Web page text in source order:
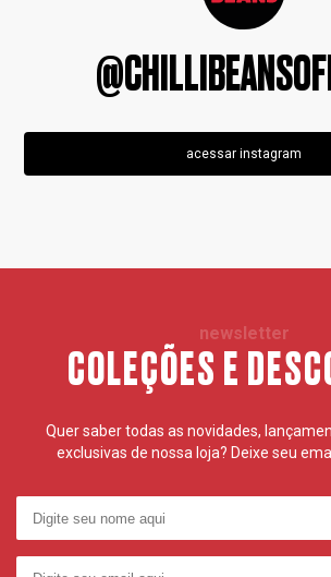
acessar instagram
newsletter
COLEÇÕES E
Quer saber todas as novidades,
exclusivas de nossa loja? Deixe seu